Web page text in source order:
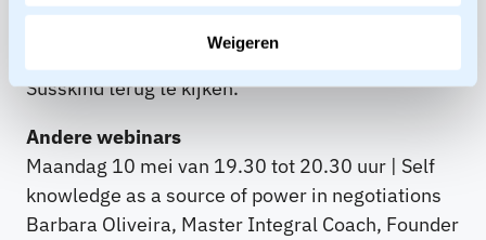
Weigeren
om het hele webinar met Lawrence
Susskind terug te kijken.
Andere webinars
Maandag 10 mei van 19.30 tot 20.30 uur | Self
knowledge as a source of power in negotiations
Barbara Oliveira, Master Integral Coach, Founder